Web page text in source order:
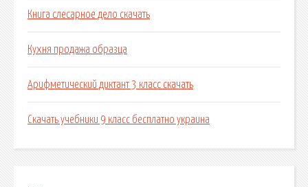
Книга слесарное дело скачать
Кухня продажа образца
Арифметический диктант 3 класс скачать
Скачать учебники 9 класс бесплатно украина